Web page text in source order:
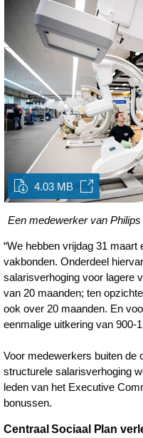
4.03 MB
Een medewerker van
“We hebben vrijdag 31
vakbonden. Onderdeel
salarisverhoging voor lagere
van 20 maanden; ten
ook over 20 maanden. En
eenmalige uitkering van 900-
Voor medewerkers buiten de
structurele salarisverhoging
leden van het Executive
bonussen.
Centraal Sociaal Plan